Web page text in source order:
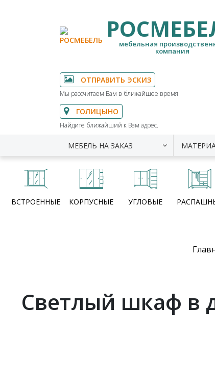
мебельная
компания
ОТПРАВИТЬ ЭСКИЗ
Мы рассчитаем Вам в ближайшее время.
ГОЛИЦЫНО
Найдите ближайший к Вам адрес.
МЕБЕЛЬ НА ЗАКАЗ
ВСТРОЕННЫЕ КОРПУСНЫЕ УГЛОВЫЕ
Светлый шкаф в